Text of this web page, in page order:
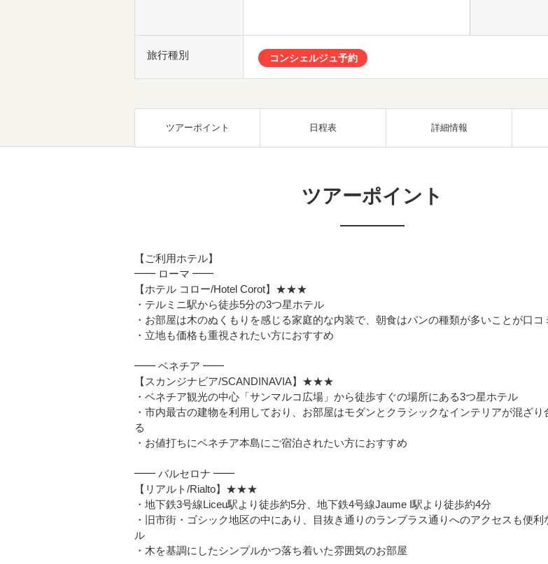
旅行種別 コンシェルジュ予約
ツアーポイント 日程表 詳細情報
ツアーポイント
【ご利用ホテル】
━━ ローマ ━━
【ホテル コロー/Hotel Corot】★★★
・テルミニ駅から徒歩5分の3つ星ホテル
・お部屋は木のぬくもりを感じる家庭的な内装で、朝食はパンの種類が多いことが口コ
・立地も価格も重視されたい方におすすめ
━━ ベネチア ━━
【スカンジナビア/SCANDINAVIA】★★★
・ベネチア観光の中心「サンマルコ広場」から徒歩すぐの場所にある3つ星ホテル
・市内最古の建物を利用しており、お部屋はモダンとクラシックなインテリアが混ざり
る
・お値打ちにベネチア本島にご宿泊されたい方におすすめ
━━ バルセロナ ━━
【リアルト/Rialto】★★★
・地下鉄3号線Liceu駅より徒歩約5分、地下鉄4号線Jaume I駅より徒歩約4分
・旧市街・ゴシック地区の中にあり、目抜き通りのランブラス通りへのアクセスも便利
ル
・木を基調にしたシンプルかつ落ち着いた雰囲気のお部屋